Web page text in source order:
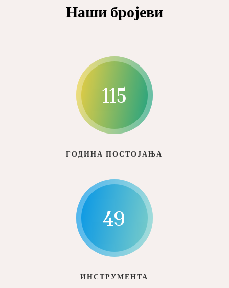
Наши бројеви
115
ГОДИНА ПОСТОЈАЊА
49
ИНСТРУМЕНТА